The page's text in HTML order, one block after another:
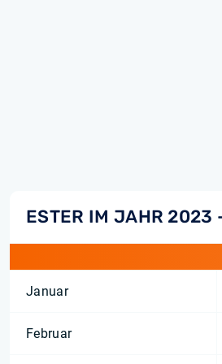
ESTER IM JAHR 2023
Januar
Februar